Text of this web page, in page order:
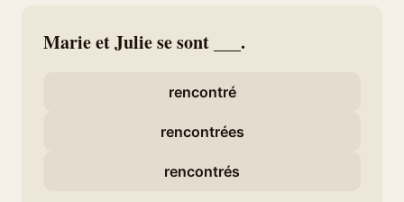
Marie et Julie se sont ___.
rencontré
rencontrées
rencontrés